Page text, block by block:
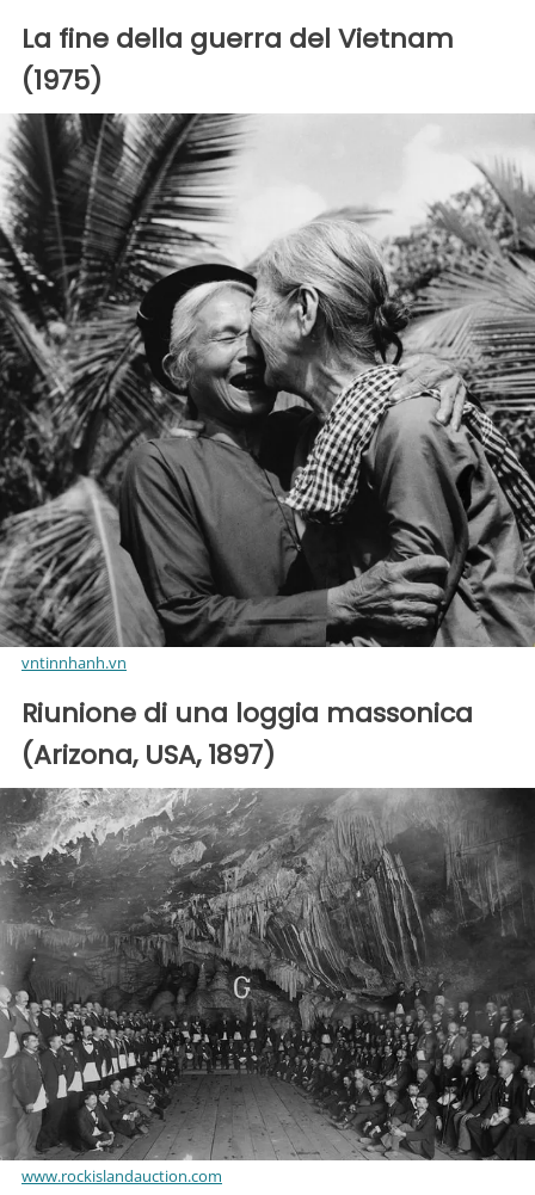
La fine della guerra del Vietnam
(1975)
vntinnhanh.vn
Riunione di una loggia massonica
(Arizona, USA, 1897)
www.rockislandauction.com